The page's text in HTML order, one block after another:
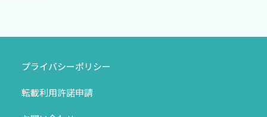
プライバシーポリシー
転載利用許諾申請